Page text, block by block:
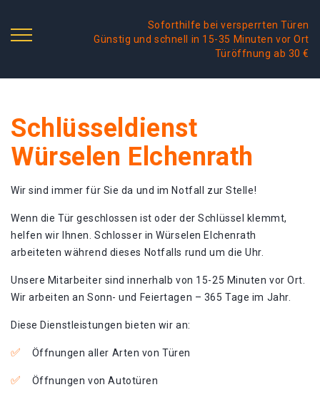
Soforthilfe bei versperrten Türen
Günstig und schnell in 15-35 Minuten vor Ort
Türöffnung ab 30 €
Schlüsseldienst
Würselen Elchenrath
Wir sind immer für Sie da und im Notfall zur Stelle!
Wenn die Tür geschlossen ist oder der Schlüssel klemmt,
helfen wir Ihnen. Schlosser in Würselen Elchenrath
arbeiteten während dieses Notfalls rund um die Uhr.
Unsere Mitarbeiter sind innerhalb von 15-25 Minuten vor Ort.
Wir arbeiten an Sonn- und Feiertagen – 365 Tage im Jahr.
Diese Dienstleistungen bieten wir an:
Öffnungen aller Arten von Türen
Öffnungen von Autotüren